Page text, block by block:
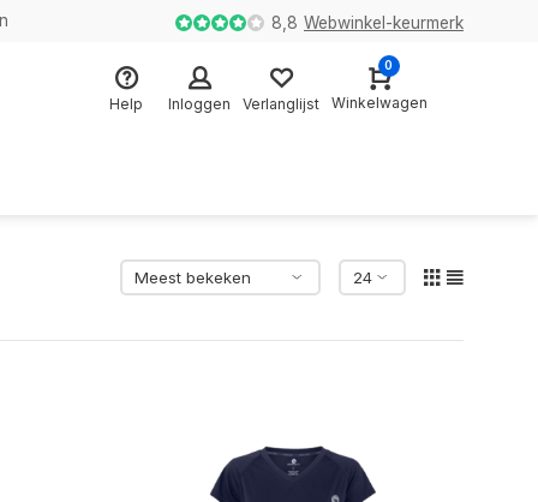
8,8 Webwinkel-keurmerk
Help Inloggen Verlanglijst
0
Winkelwagen